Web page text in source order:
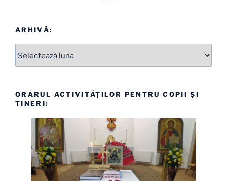
ARHIVĂ:
ORARUL ACTIVITĂȚILOR PENTRU COPII ȘI
TINERI: